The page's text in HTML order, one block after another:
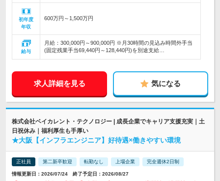
初年度
年収
600万円～1,500万円
給与
月給：300,000円～900,000円 ※月30時間の見込み時間外手当
(固定残業手当69,440円～128,440円)を別途支給…
求人詳細を見る 気になる
株式会社ベイカレント・テクノロジー | 成長企業でキャリア支援充実｜土
日祝休み｜福利厚生も手厚い
★大阪【インフラエンジニア】好待遇×働きやすい環境
正社員 第二新卒歓迎 転勤なし 上場企業 完全週休2日制
情報更新日：2026/07/24 終了予定日：2026/08/27